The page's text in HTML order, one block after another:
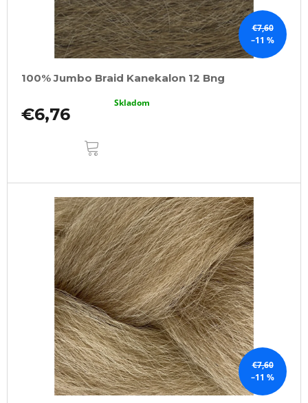
€7,60
–11 %
100% Jumbo Braid Kanekalon 12 Bng
€6,76
Skladom
€7,60
–11 %